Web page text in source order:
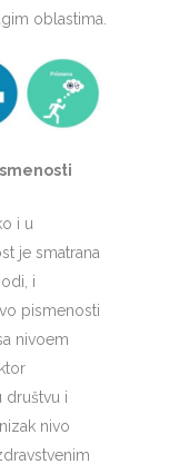
oblastima.
i u
je smatrana
i
pismenosti
nivoem
društvu i
nivo